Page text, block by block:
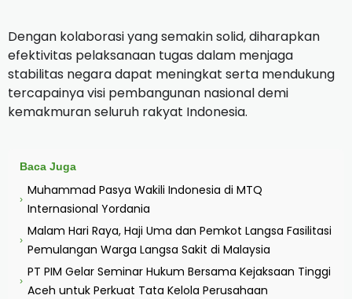
Dengan kolaborasi yang semakin solid, diharapkan
efektivitas pelaksanaan tugas dalam menjaga
stabilitas negara dapat meningkat serta mendukung
tercapainya visi pembangunan nasional demi
kemakmuran seluruh rakyat Indonesia.
Baca Juga
›
Muhammad Pasya Wakili Indonesia di MTQ
Internasional Yordania
›
Malam Hari Raya, Haji Uma dan Pemkot Langsa Fasilitasi
Pemulangan Warga Langsa Sakit di Malaysia
›
PT PIM Gelar Seminar Hukum Bersama Kejaksaan Tinggi
Aceh untuk Perkuat Tata Kelola Perusahaan